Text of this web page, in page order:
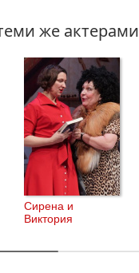
же актерами
Сирена и
Виктория